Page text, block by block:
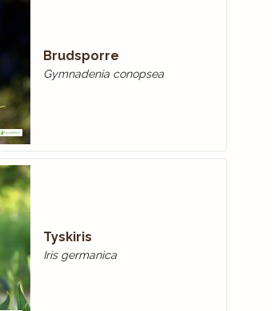
Brudsporre
Gymnadenia conopsea
Tyskiris
Iris germanica